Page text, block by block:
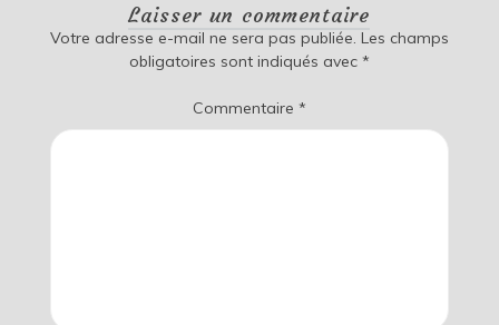
Laisser un commentaire
Votre adresse e-mail ne sera pas publiée. Les champs
obligatoires sont indiqués avec *
Commentaire *